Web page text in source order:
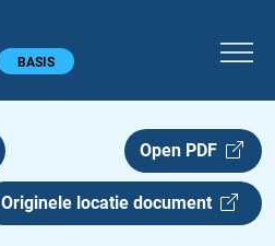
BASIS
Open PDF
Originele locatie document